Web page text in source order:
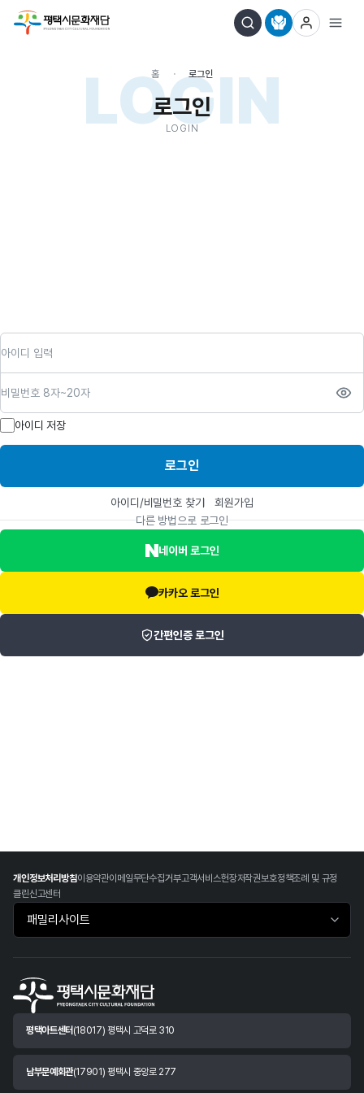
LOGIN
홈 로그인
로그인
LOGIN
아이디 저장
로그인
아이디/비밀번호 찾기
회원가입
다른 방법으로 로그인
네이버 로그인
카카오 로그인
간편인증 로그인
개인정보처리방침이용약관이메일무단수집거부고객서비스헌장저작권보호정책조례 및 규정
클린신고센터
패밀리사이트 바로가기
평택아트센터 (18017) 평택시 고덕로 310
남부문예회관(17901) 평택시 중앙로 277